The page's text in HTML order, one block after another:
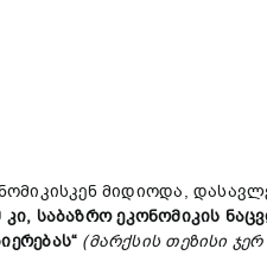
მიდიოდა,
კი, საბაზრო ეკონომიკის
“ (მარქსის თეზისი ჯერ